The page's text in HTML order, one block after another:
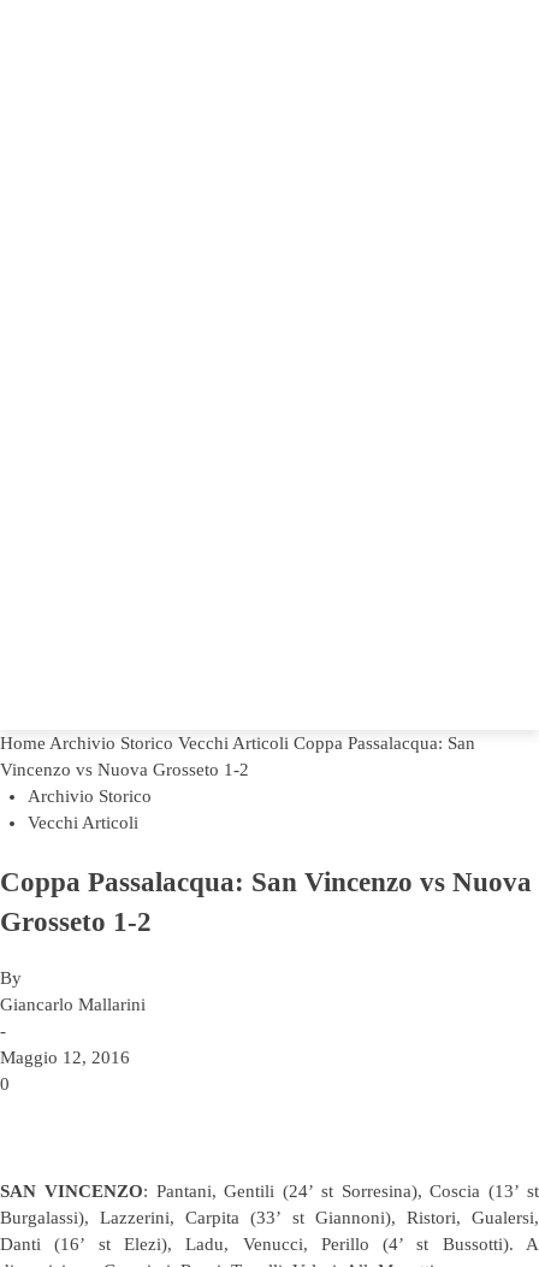
Home Archivio Storico Vecchi Articoli Coppa Passalacqua: San
Vincenzo vs Nuova Grosseto 1-2
Archivio Storico
Vecchi Articoli
Coppa Passalacqua: San Vincenzo vs Nuova
Grosseto 1-2
By
Giancarlo Mallarini
-
Maggio 12, 2016
0
SAN VINCENZO: Pantani, Gentili (24’ st Sorresina), Coscia (13’ st
Burgalassi), Lazzerini, Carpita (33’ st Giannoni), Ristori, Gualersi,
Danti (16’ st Elezi), Ladu, Venucci, Perillo (4’ st Bussotti). A